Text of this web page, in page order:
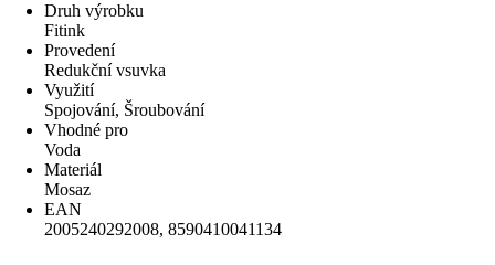
Druh výrobku
Fitink
Provedení
Redukční vsuvka
Využití
Spojování, Šroubování
Vhodné pro
Voda
Materiál
Mosaz
EAN
2005240292008, 8590410041134